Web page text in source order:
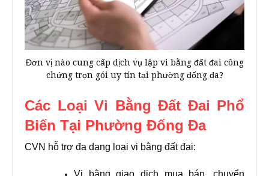
Đơn vị nào cung cấp dịch vụ lập vi bằng đất đai công
chứng trọn gói uy tín tại phường đống đa?
Các Loại Vi Bằng Đất Đai Phổ
Biến Tại Phường Đống Đa
CVN hỗ trợ đa dạng loại vi bằng đất đai: